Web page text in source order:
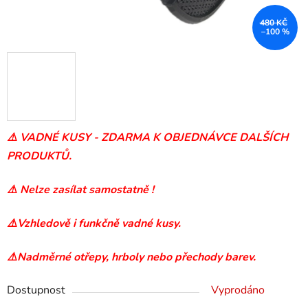
⚠️ VADNÉ KUSY - ZDARMA K OBJEDNÁVCE DALŠÍCH
PRODUKTŮ.
⚠️ Nelze zasílat samostatně !
⚠️Vzhledově i funkčně vadné kusy.
⚠️Nadměrné otřepy, hrboly nebo přechody barev.
Dostupnost
Vyprodáno
480 KČ
–100 %